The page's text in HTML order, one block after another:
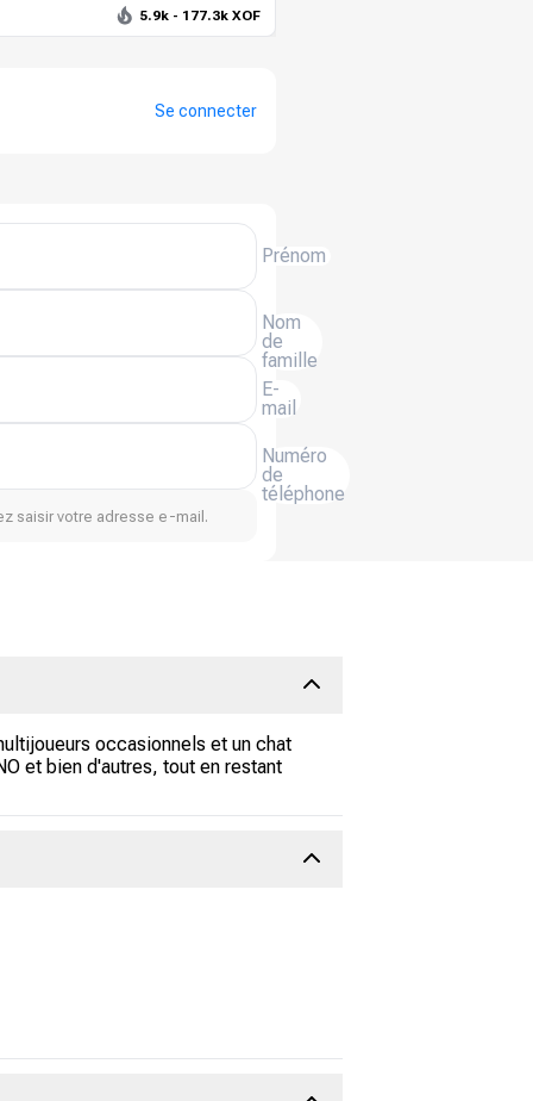
5.9k - 177.3k XOF
Se connecter
Prénom
Nom
de
famille
E-
mail
Numéro
de
téléphone
saisir votre adresse e-mail.
occasionnels et un chat
et bien d'autres, tout en restant